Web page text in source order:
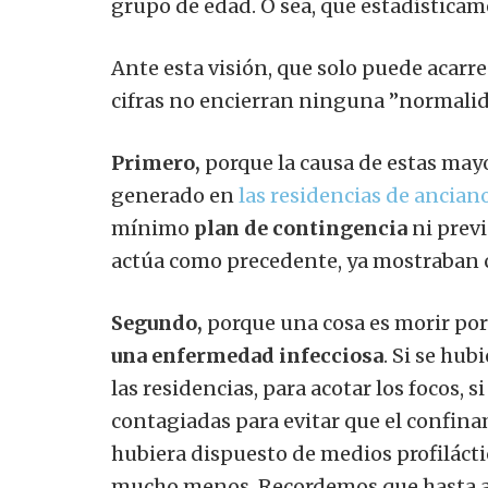
grupo de edad. O sea, que
Ante esta visión, que solo puede
cifras no encierran ninguna
Primero, porque la causa de estas
generado enlas residencias de
mínimo plan de contingencia ni
actúa como precedente, ya
Segundo, porque una cosa es morir
una enfermedad infecciosa. Si se
las residencias, para acotar los focos,
contagiadas para evitar que el
hubiera dispuesto de medios